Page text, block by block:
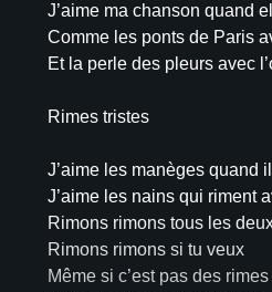
J’aime ma chanson quand
Comme les ponts de Paris
Et la perle des pleurs avec
Rimes tristes
J’aime les manèges quand
J’aime les nains qui riment
Rimons rimons tous les
Rimons rimons si tu veux
Même si c’est pas des